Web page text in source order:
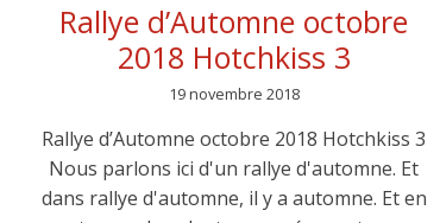
Rallye d’Automne octobre
2018 Hotchkiss 3
19 novembre 2018
Rallye d’Automne octobre 2018 Hotchkiss 3
Nous parlons ici d'un rallye d'automne. Et
dans rallye d'automne, il y a automne. Et en